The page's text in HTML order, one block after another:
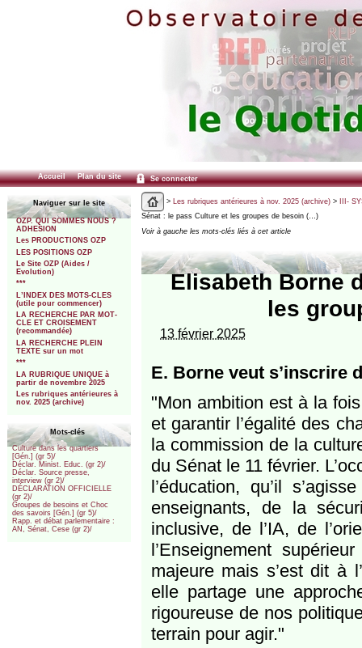
Accueil Plan du site Se connecter
Naviguer sur le site
OZP. QUI SOMMES NOUS ?
ADHESION
Les PRODUCTIONS OZP
LES POSITIONS OZP
Le Site OZP (Aides /
Evolution)
***
L’INDEX DES MOTS-CLES
(utile pour commencer)
LA RECHERCHE PAR MOT-
CLE ET CROISEMENT
(recommandée)
LA RECHERCHE PLEIN
TEXTE sur un mot
***
LA RUBRIQUE UNIQUE à
partir de novembre 2025
Les rubriques antérieures à
nov. 2025 (archive)
Mots-clés
Culture dans les quartiers
[Gén.] (gr 5)/
Déclar. Minist. Educ. (gr 2)/
Déclar. Source presse,
interview (gr 2)/
DÉCLARATION OFFICIELLE
(gr 2)/
Groupes de besoins et Choc
des savoirs [Gén.] (gr 5)/
Rapp. et débat parlementaire :
AN, Sénat, Cese (gr 2)/
> Les rubriques antérieures à nov. 2025 (archive)>
III-
Sénat : le pass Culture et les groupes de besoin (…)
Voir à gauche les mots-clés liés à cet article
Elisabeth Borne
les
13 février 2025
E. Borne veut s’inscrire
"Mon ambition est à la
et garantir l’égalité des
la commission de la
du Sénat le 11 février.
l’éducation, qu’il
enseignants, de la
inclusive, de l’IA, de
l’Enseignement
majeure mais s’est dit à
elle partage une
rigoureuse de nos
terrain pour agir."